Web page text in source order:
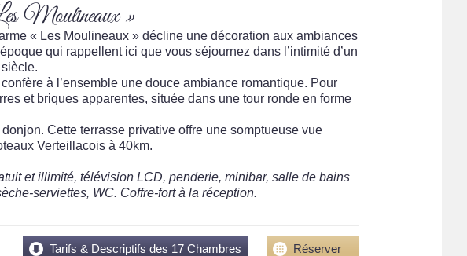
Moulineaux »
« Les Moulineaux » décline une décoration aux ambiances
qui rappellent ici que vous séjournez dans l’intimité d’un
à l’ensemble une douce ambiance romantique. Pour
et briques apparentes, située dans une tour ronde en forme
Cette terrasse privative offre une somptueuse vue
Verteillacois à 40km.
et illimité, télévision LCD, penderie, minibar, salle de bains
serviettes, WC. Coffre-fort à la réception.
Réserver
Tarifs & Descriptifs des 17 Chambres